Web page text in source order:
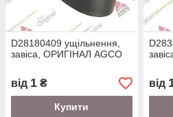
D28180409 ущільнення,
завіса, ОРИГІНАЛ AGCO
від 1 ₴
Купити
від